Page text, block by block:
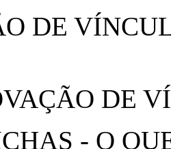
DE
DE
- O